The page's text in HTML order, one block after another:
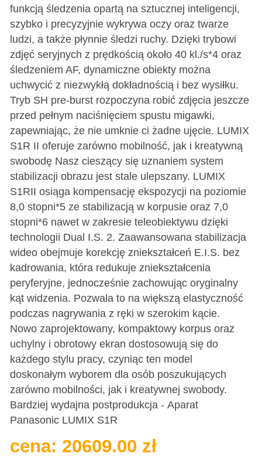
funkcją śledzenia opartą na sztucznej inteligencji,
szybko i precyzyjnie wykrywa oczy oraz twarze
ludzi, a także płynnie śledzi ruchy. Dzięki trybowi
zdjęć seryjnych z prędkością około 40 kl./s*4 oraz
śledzeniem AF, dynamiczne obiekty można
uchwycić z niezwykłą dokładnością i bez wysiłku.
Tryb SH pre-burst rozpoczyna robić zdjęcia jeszcze
przed pełnym naciśnięciem spustu migawki,
zapewniając, że nie umknie ci żadne ujęcie. LUMIX
S1R II oferuje zarówno mobilność, jak i kreatywną
swobodę Nasz cieszący się uznaniem system
stabilizacji obrazu jest stale ulepszany. LUMIX
S1RII osiąga kompensację ekspozycji na poziomie
8,0 stopni*5 ze stabilizacją w korpusie oraz 7,0
stopni*6 nawet w zakresie teleobiektywu dzięki
technologii Dual I.S. 2. Zaawansowana stabilizacja
wideo obejmuje korekcję zniekształceń E.I.S. bez
kadrowania, która redukuje zniekształcenia
peryferyjne, jednocześnie zachowując oryginalny
kąt widzenia. Pozwala to na większą elastyczność
podczas nagrywania z ręki w szerokim kącie.
Nowo zaprojektowany, kompaktowy korpus oraz
uchylny i obrotowy ekran dostosowują się do
każdego stylu pracy, czyniąc ten model
doskonałym wyborem dla osób poszukujących
zarówno mobilności, jak i kreatywnej swobody.
Bardziej wydajna postprodukcja - Aparat
Panasonic LUMIX S1R
cena: 20609.00 zł